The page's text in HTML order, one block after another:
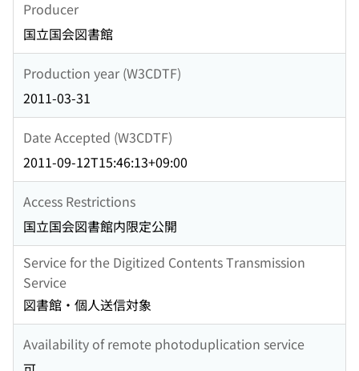
Producer
国立国会図書館
Production year (W3CDTF)
2011-03-31
Date Accepted (W3CDTF)
2011-09-12T15:46:13+09:00
Access Restrictions
国立国会図書館内限定公開
Service for the Digitized Contents Transmission
Service
図書館・個人送信対象
Availability of remote photoduplication service